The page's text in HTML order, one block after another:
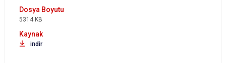
5314 KB
indir